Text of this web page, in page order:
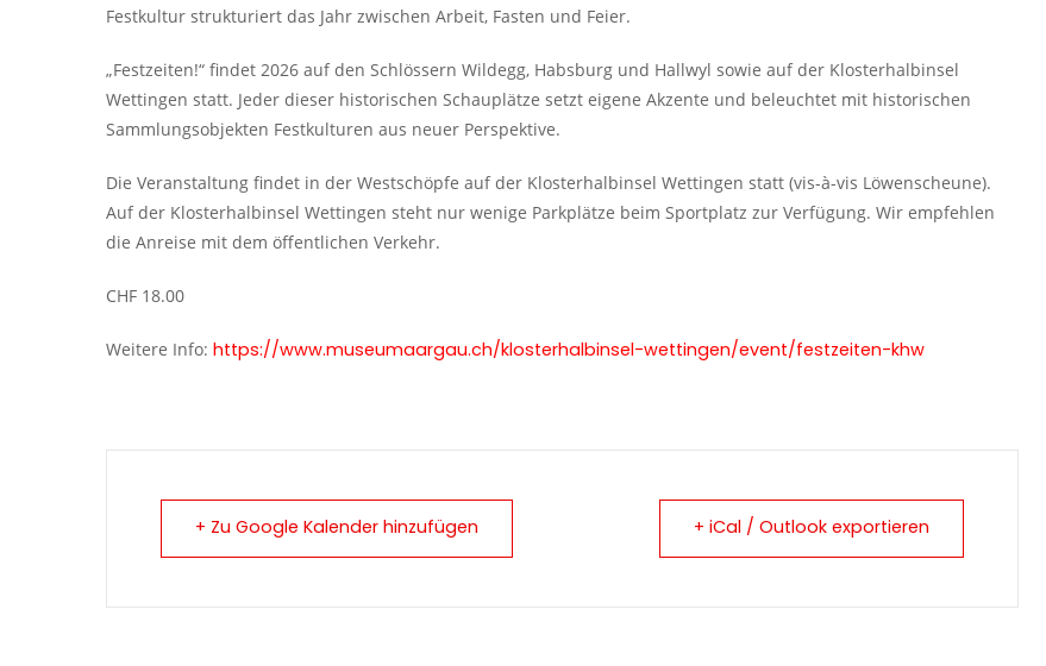
Festkultur strukturiert das Jahr zwischen Arbeit, Fasten und Feier.
„Festzeiten!“ findet 2026 auf den Schlössern Wildegg, Habsburg und Hallwyl sowie auf der Klosterhalbinsel
Wettingen statt. Jeder dieser historischen Schauplätze setzt eigene Akzente und beleuchtet mit historischen
Sammlungsobjekten Festkulturen aus neuer Perspektive.
Die Veranstaltung findet in der Westschöpfe auf der Klosterhalbinsel Wettingen statt (vis-à-vis Löwenscheune).
Auf der Klosterhalbinsel Wettingen steht nur wenige Parkplätze beim Sportplatz zur Verfügung. Wir empfehlen
die Anreise mit dem öffentlichen Verkehr.
CHF 18.00
Weitere Info: https://www.museumaargau.ch/klosterhalbinsel-wettingen/event/festzeiten-khw
+ Zu Google Kalender hinzufügen + iCal / Outlook exportieren